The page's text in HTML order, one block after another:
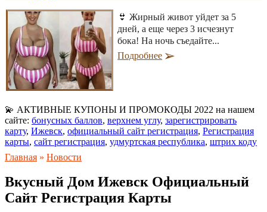
👙 Жирный живот уйдет за 5
дней, а еще через 3 исчезнут
бока! На ночь съедайте...
Подробнее
💫 АКТИВНЫЕ КУПОНЫ И ПРОМОКОДЫ 2022 на нашем
сайте: бонусных баллов, верхнем углу, зарегистрировать
карту, Ижевск, официальный сайт регистрация, Регистрация
карты, сайт регистрация, удмуртская республика, штрих коду
Главная » Новости
Вкусный Дом Ижевск Официальный
Сайт Регистрация Карты